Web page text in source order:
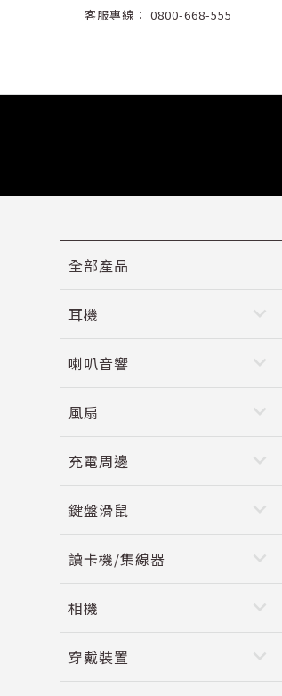
客服專線： 0800-668-555
全部產品
耳機 keyboard_arrow_down
喇叭音響 keyboard_arrow_down
風扇 keyboard_arrow_down
充電周邊 keyboard_arrow_down
鍵盤滑鼠 keyboard_arrow_down
讀卡機/集線器 keyboard_arrow_down
相機 keyboard_arrow_down
穿戴裝置 keyboard_arrow_down